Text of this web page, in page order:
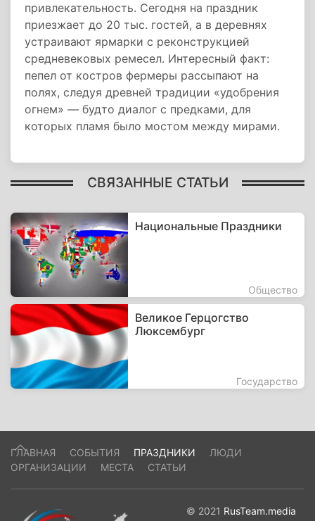
привлекательность. Сегодня на праздник
приезжает до 20 тыс. гостей, а в деревнях
устраивают ярмарки с реконструкцией
средневековых ремесел. Интересный факт:
пепел от костров фермеры рассыпают на
полях, следуя древней традиции «удобрения
огнем» — будто диалог с предками, для
которых пламя было мостом между мирами.
СВЯЗАННЫЕ СТАТЬИ
Национальные Праздники
Общество
Великое Герцогство
Люксембург
Государство
ГЛАВНАЯ СОБЫТИЯ ПРАЗДНИКИ
ЛЮДИ
ОРГАНИЗАЦИИ
МЕСТА СТАТЬИ
© 2021 RusTeam.media